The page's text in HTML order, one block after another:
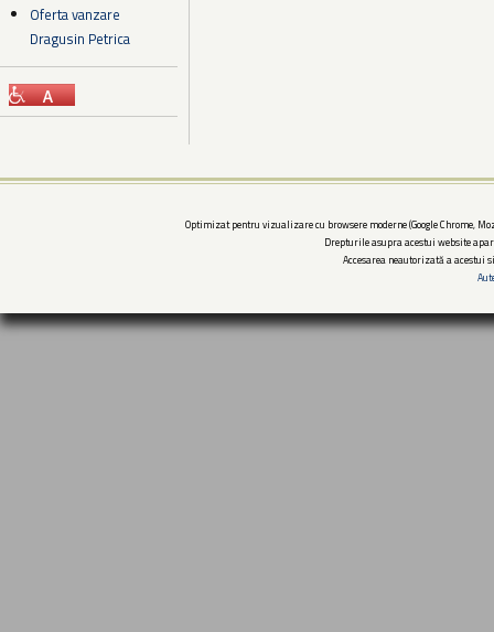
Oferta vanzare
Dragusin Petrica
Optimizat pentru vizualizare cu browsere moderne (Google Chrome,
Drepturile asupra acestui website
Accesarea neautorizată a acestui